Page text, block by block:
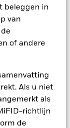
beleggen in
van
of andere
Als u niet
als
richtlijn
de
als
dit fonds
Het
kan een
De
dat er
de naam van
in het